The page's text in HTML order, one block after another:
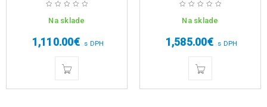
Na sklade
1,110.00€ s DPH
Na sklade
1,585.00€ s DPH